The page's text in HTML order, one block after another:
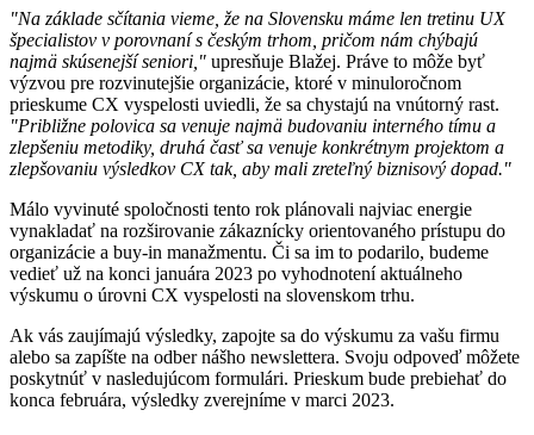
"Na základe sčítania vieme, že na Slovensku máme len tretinu UX
špecialistov v porovnaní s českým trhom, pričom nám chýbajú
najmä skúsenejší seniori," upresňuje Blažej. Práve to môže byť
výzvou pre rozvinutejšie organizácie, ktoré v minuloročnom
prieskume CX vyspelosti uviedli, že sa chystajú na vnútorný rast.
"Približne polovica sa venuje najmä budovaniu interného tímu a
zlepšeniu metodiky, druhá časť sa venuje konkrétnym projektom a
zlepšovaniu výsledkov CX tak, aby mali zreteľný biznisový dopad."
Málo vyvinuté spoločnosti tento rok plánovali najviac energie
vynakladať na rozširovanie zákaznícky orientovaného prístupu do
organizácie a buy-in manažmentu. Či sa im to podarilo, budeme
vedieť už na konci januára 2023 po vyhodnotení aktuálneho
výskumu o úrovni CX vyspelosti na slovenskom trhu.
Ak vás zaujímajú výsledky, zapojte sa do výskumu za vašu firmu
alebo sa zapíšte na odber nášho newslettera. Svoju odpoveď môžete
poskytnúť v nasledujúcom formulári. Prieskum bude prebiehať do
konca februára, výsledky zverejníme v marci 2023.